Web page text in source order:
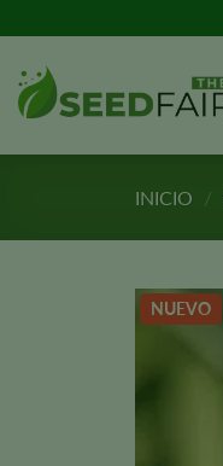
al
contenido
INICIO /
NUEVO